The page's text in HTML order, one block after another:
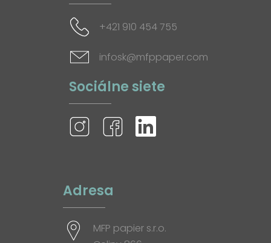
+421 910 454 755
infosk@mfppaper.com
Sociálne siete
Adresa
MFP papier s.r.o.